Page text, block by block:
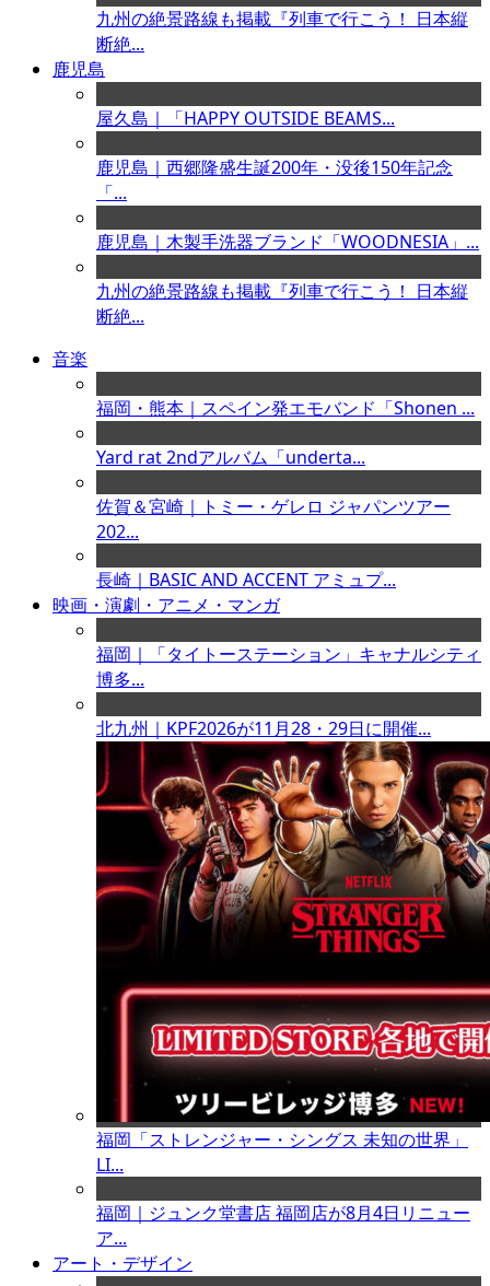
九州の絶景路線も掲載『列車で行こう！ 日本縦
断絶...
鹿児島
屋久島｜「HAPPY OUTSIDE BEAMS...
鹿児島｜西郷隆盛生誕200年・没後150年記念
「...
鹿児島｜木製手洗器ブランド「WOODNESIA」...
九州の絶景路線も掲載『列車で行こう！ 日本縦
断絶...
音楽
福岡・熊本｜スペイン発エモバンド「Shonen ...
Yard rat 2ndアルバム「underta...
佐賀＆宮崎｜トミー・ゲレロ ジャパンツアー
202...
長崎｜BASIC AND ACCENT アミュプ...
映画・演劇・アニメ・マンガ
福岡｜「タイトーステーション」キャナルシティ
博多...
北九州｜KPF2026が11月28・29日に開催...
福岡「ストレンジャー・シングス 未知の世界」
LI...
福岡｜ジュンク堂書店 福岡店が8月4日リニュー
ア...
アート・デザイン